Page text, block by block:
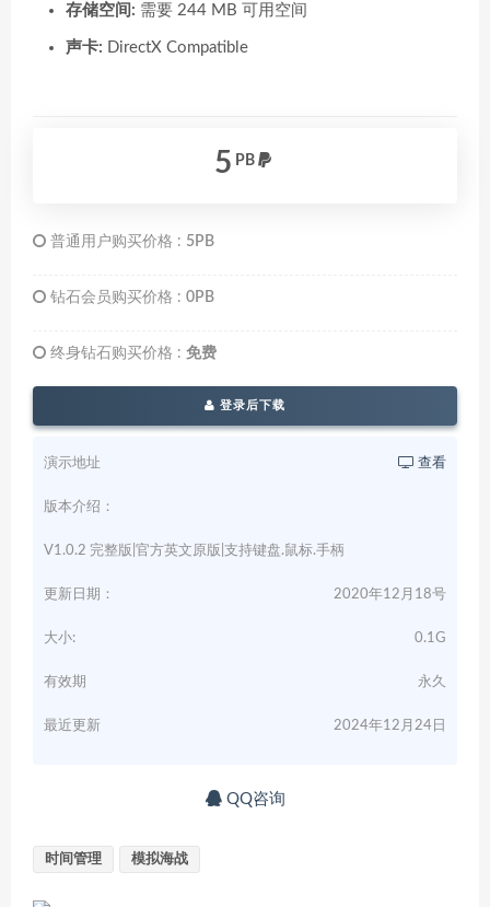
存储空间: 需要 244 MB 可用空间
声卡: DirectX Compatible
5 PB
普通用户购买价格 : 5PB
钻石会员购买价格 : 0PB
终身钻石购买价格 : 免费
登录后下载
演示地址 查看
版本介绍：
V1.0.2 完整版|官方英文原版|支持键盘.鼠标.手柄
更新日期： 2020年12月18号
大小: 0.1G
有效期 永久
最近更新 2024年12月24日
QQ咨询
时间管理 模拟海战